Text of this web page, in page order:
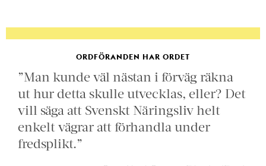
ORDFÖRANDEN HAR ORDET
”Man kunde väl nästan i förväg räkna
ut hur detta skulle utvecklas, eller? Det
vill säga att Svenskt Näringsliv helt
enkelt vägrar att förhandla under
fredsplikt.”